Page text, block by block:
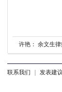
许艳： 余文生
联系我们 发表建议